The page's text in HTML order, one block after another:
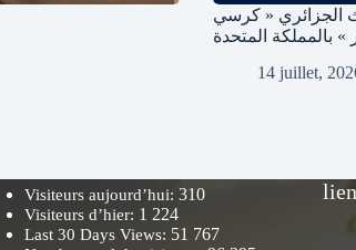
الجزائري « كرسي
» بالمملكة المتحدة
14 juillet,
Visiteurs aujourd’hui:310
Visiteurs d’hier: 1 224
Last 30 Days Views: 51 767